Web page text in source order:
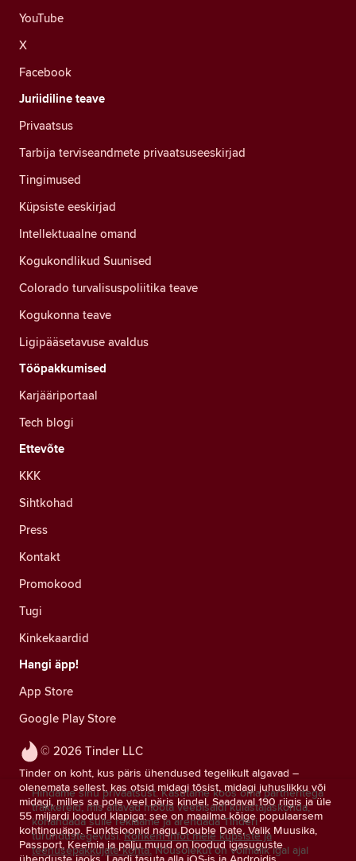
© 2026 Tinder LLC
Tinder on koht, kus päris ühendused tegelikult algavad –
olenemata sellest, kas otsid midagi tõsist, midagi juhuslikku või
midagi, milles sa pole veel päris kindel. Saadaval 190 riigis ja üle
55 miljardi loodud klapiga: see on maailma kõige populaarsem
kohtinguäpp. Funktsioonid nagu Double Date, Valik Muusika,
Passport, Keemia ja palju muud on loodud igasuguste
YouTube
X
Facebook
Juriidiline teave
Privaatsus
Tarbija terviseandmete privaatsuseeskirjad
Tingimused
Küpsiste eeskirjad
Intellektuaalne omand
Kogukondlikud Suunised
Colorado turvalisuspoliitika teave
Kogukonna teave
Ligipääsetavuse avaldus
Tööpakkumised
Karjääriportaal
Tech blogi
Ettevõte
KKK
Sihtkohad
Press
Kontakt
Promokood
Tugi
Kinkekaardid
Hangi äpp!
App Store
Google Play Store
Hindame sinu privaatsust. Kasutame koos oma partneritega
träkkereid, mis aitavad mõõta veebisaidi külastajaskonda,
kohandada sulle reklaame ja arendada Tinderi
turundustegevusi. Rohkem infot meie küpsiste ja
teenusepakkujate kohta. Nõusolekut on võimalik igal ajal